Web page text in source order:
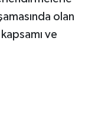
olan
ve